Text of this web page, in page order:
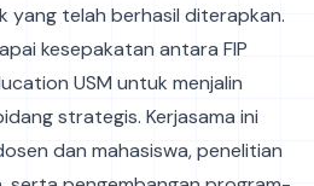
yang telah berhasil diterapkan.
kesepakatan antara FIP
USM untuk menjalin
strategis. Kerjasama ini
dan mahasiswa, penelitian